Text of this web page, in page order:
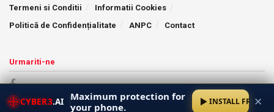
Termeni si Conditii
Informatii Cookies
Politică de Confidențialitate
ANPC Contact
Urmariti-ne
CYBER3.AI Maximum protection for
your phone.
INSTALL FREE✕